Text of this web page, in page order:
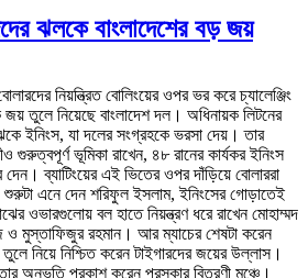
ঝলকে বাংলাদেশের বড় জয়
নিয়ন্ত্রিত বোলিংয়ের ওপর ভর করে চ্যালেঞ্জিং
তুলে নিয়েছে বাংলাদেশ দল। অধিনায়ক লিটনের
ইনিংস, যা দলের সংগ্রহকে ভরসা দেয়। তার
গুরুত্বপূর্ণ ভূমিকা রাখেন, ৪৮ রানের কার্যকর ইনিংস
ব্যাটিংয়ের এই ভিতের ওপর দাঁড়িয়ে বোলাররা
শুরুটা এনে দেন শরিফুল ইসলাম, ইনিংসের গোড়াতেই
ওভারগুলোয় বল হাতে নিয়ন্ত্রণ ধরে রাখেন মোহাম্মদ
ও মুস্তাফিজুর রহমান। আর ম্যাচের শেষটা করেন
নিয়ে নিশ্চিত করেন টাইগারদের জয়ের উল্লাস।
অনুভূতি প্রকাশ করেন পুরস্কার বিতরণী মঞ্চে।